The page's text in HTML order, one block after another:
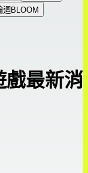
迴BLOOM
戲最新消